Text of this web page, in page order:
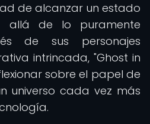
de alcanzar un estado
allá de lo puramente
de sus personajes
intrincada, "Ghost in
sobre el papel de
universo cada vez más